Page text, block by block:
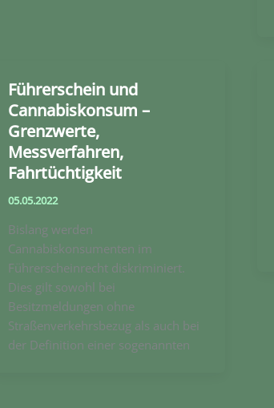
Führerschein und
Cannabiskonsum –
Grenzwerte,
Messverfahren,
Fahrtüchtigkeit
05.05.2022
Bislang werden
Cannabiskonsumenten im
Führerscheinrecht diskriminiert.
Dies gilt sowohl bei
Besitzmeldungen ohne
Straßenverkehrsbezug als auch bei
der Definition einer sogenannten